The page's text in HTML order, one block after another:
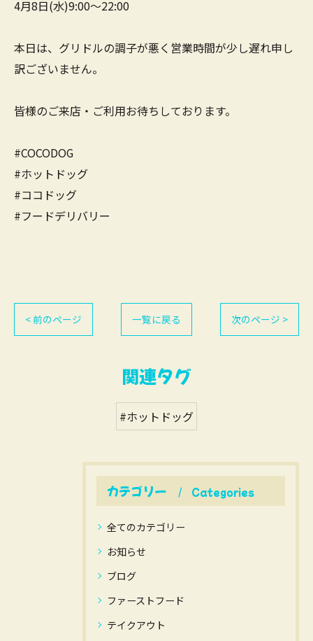
4月8日(水)9:00～22:00
本日は、グリドルの調子が悪く営業時間が少し遅れ申し
訳ございません。
皆様のご来店・ご利用お待ちしております。
#COCODOG
#ホットドッグ
#ココドッグ
#フードデリバリー
< 前のページ 一覧に戻る 次のページ >
関連タグ
#ホットドッグ
カテゴリー Categories
全てのカテゴリー
お知らせ
ブログ
ファーストフード
テイクアウト